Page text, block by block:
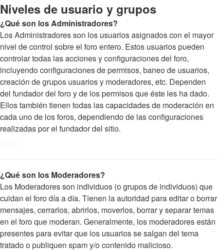
Niveles de usuario y grupos
¿Qué son los Administradores?
Los Administradores son los usuarios asignados con el mayor
nivel de control sobre el foro entero. Estos usuarios pueden
controlar todas las acciones y configuraciones del foro,
incluyendo configuraciones de permisos, baneo de usuarios,
creación de grupos usuarios y moderadores, etc. Dependen
del fundador del foro y de los permisos que éste les ha dado.
Ellos también tienen todas las capacidades de moderación en
cada uno de los foros, dependiendo de las configuraciones
realizadas por el fundador del sitio.
¿Qué son los Moderadores?
Los Moderadores son individuos (o grupos de individuos) que
cuidan el foro día a día. Tienen la autoridad para editar o borrar
mensajes, cerrarlos, abrirlos, moverlos, borrar y separar temas
en el foro que moderan. Generalmente, los moderadores están
presentes para evitar que los usuarios se salgan del tema
tratado o publiquen spam y/o contenido malicioso.